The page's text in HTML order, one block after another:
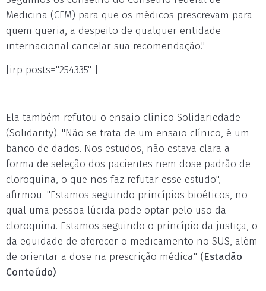
Medicina (CFM) para que os médicos prescrevam para
quem queria, a despeito de qualquer entidade
internacional cancelar sua recomendação."
[irp posts="254335" ]
Ela também refutou o ensaio clínico Solidariedade
(Solidarity). "Não se trata de um ensaio clínico, é um
banco de dados. Nos estudos, não estava clara a
forma de seleção dos pacientes nem dose padrão de
cloroquina, o que nos faz refutar esse estudo",
afirmou. "Estamos seguindo princípios bioéticos, no
qual uma pessoa lúcida pode optar pelo uso da
cloroquina. Estamos seguindo o princípio da justiça, o
da equidade de oferecer o medicamento no SUS, além
de orientar a dose na prescrição médica." (Estadão
Conteúdo)